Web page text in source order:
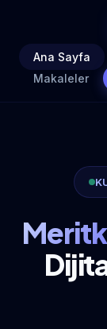
Ana Sayfa
Makaleler